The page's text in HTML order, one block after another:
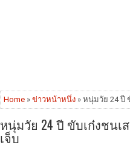
Home » ข่าวหน้าหนึ่ง » หนุ่มวัย 24 ปี
หนุ่มวัย 24 ปี ขับเก๋งชน
เจ็บ